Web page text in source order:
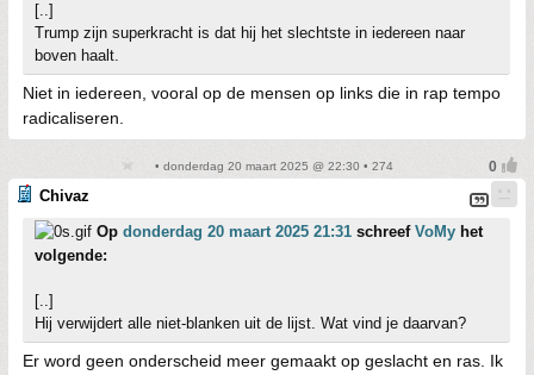
[..]
Trump zijn superkracht is dat hij het slechtste in iedereen naar
boven haalt.
Niet in iedereen, vooral op de mensen op links die in rap tempo
radicaliseren.
• donderdag 20 maart 2025 @ 22:30 • 274
Chivaz
Op donderdag 20 maart 2025 21:31 schreef VoMy het
volgende:
[..]
Hij verwijdert alle niet-blanken uit de lijst. Wat vind je daarvan?
Er word geen onderscheid meer gemaakt op geslacht en ras. Ik